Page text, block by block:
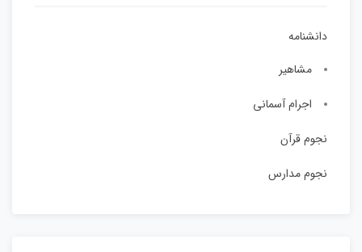
دانشنامه
مشاهیر
اجرام آسمانی
نجوم قرآن
نجوم مدارس